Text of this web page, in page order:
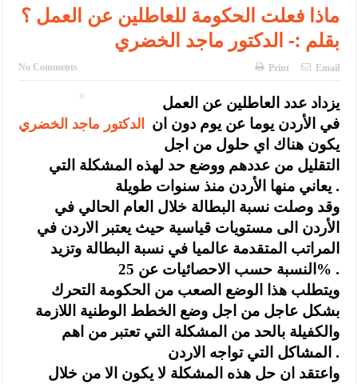
ماذا فعلت الحكومة للعاطلين عن العمل ؟
بقلم :- الدكتور ماجد الخضري
No Comments Print Email
الدكتور ماجد الخضري
يزداد عدد العاطلين عن العمل
في الأردن يوما عن يوم دون ان
يكون هناك اي حلول من اجل
التقليل من عددهم ووضع حد لهذه المشكلة التي
يعاني منها الأردن منذ سنوات طويلة .
وقد وصلت نسبة البطالة خلال العام الحالي في
الأردن الى مستويات قياسية حيث يعتبر الاردن في
المراتب المتقدمة عالميا في نسبة البطالة وتزيد
النسبة حسب الاحصائيات عن 25% .
ويتطلب هذا الوضع الصعب من الحكومة التحرك
بشكل عاجل من اجل وضع الخطط الوطنية اللازمة
والكفيلة بالحد من المشكلة التي تعتبر من اهم
المشاكل التي تواجه الاردن .
واعتقد ان حل هذه المشكلة لا يكون الا من خلال